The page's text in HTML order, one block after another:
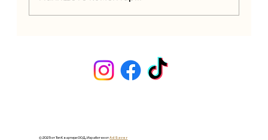
как да намалите загубите от
имот под наем
© 2025 от Топ Квартири ООД. Изработен отAd Saver